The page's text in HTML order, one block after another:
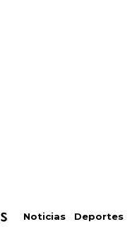
Noticias Deportes